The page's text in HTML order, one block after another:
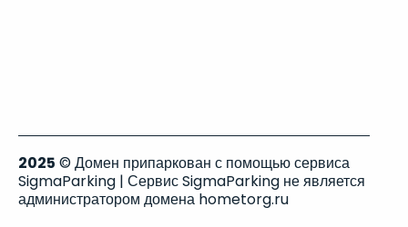
2025 © Домен припаркован с помощью сервиса
SigmaParking | Сервис SigmaParking не является
администратором домена hometorg.ru